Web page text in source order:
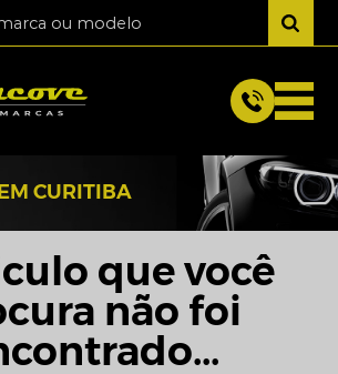
CURITIBA
que você
não foi